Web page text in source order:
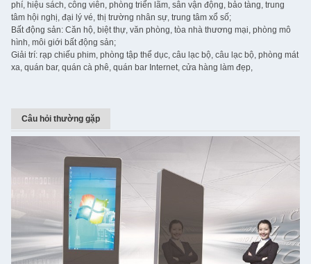
phí, hiệu sách, công viên, phòng triển lãm, sân vận động, bảo tàng, trung
tâm hội nghị, đại lý vé, thị trường nhân sự, trung tâm xổ số;
Bất động sản: Căn hộ, biệt thự, văn phòng, tòa nhà thương mại, phòng mô
hình, môi giới bất động sản;
Giải trí: rạp chiếu phim, phòng tập thể dục, câu lạc bộ, câu lạc bộ, phòng mát
xa, quán bar, quán cà phê, quán bar Internet, cửa hàng làm đẹp,
Câu hỏi thường gặp